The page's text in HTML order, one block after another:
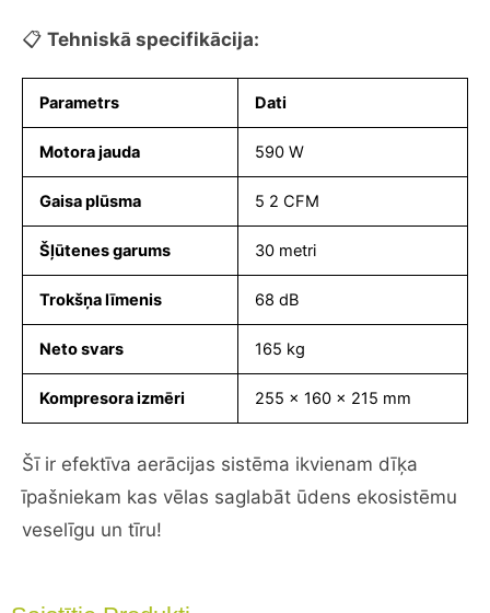
📋 Tehniskā specifikācija:
Parametrs Dati
Motora jauda 590 W
Gaisa plūsma 5 2 CFM
Šļūtenes garums 30 metri
Trokšņa līmenis 68 dB
Neto svars 165 kg
Kompresora izmēri 255 x 160 x 215 mm
Šī ir efektīva aerācijas sistēma ikvienam dīķa
īpašniekam kas vēlas saglabāt ūdens ekosistēmu
veselīgu un tīru!